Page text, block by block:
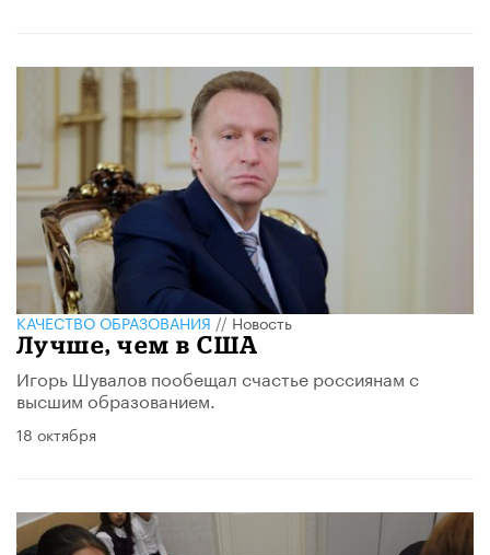
КАЧЕСТВО ОБРАЗОВАНИЯ//Новость
Лучше, чем в США
Игорь Шувалов пообещал счастье россиянам с
высшим образованием.
18 октября